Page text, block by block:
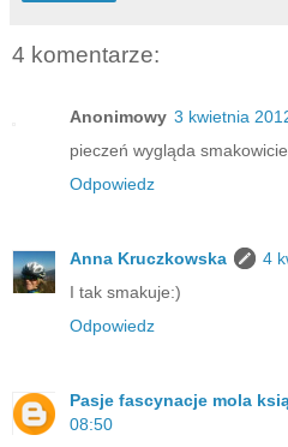
4 komentarze:
Anonimowy 3 kwietnia
pieczeń wygląda
Odpowiedz
Anna Kruczkowska
4
I tak smakuje:)
Odpowiedz
Pasje fascynacje mola
08:50